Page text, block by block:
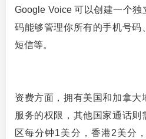
Google Voice 可以创建一个
码能够管理你所有的手机号码
短信等。
资费方面，拥有美国和加拿大
服务的权限，其他国家通话
区每分钟1美分，香港2美分